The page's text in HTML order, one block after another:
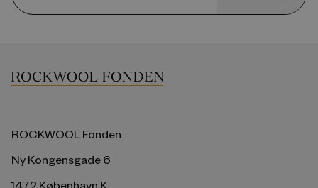
ROCKWOOL Fonden
Ny Kongensgade 6
1472 København K